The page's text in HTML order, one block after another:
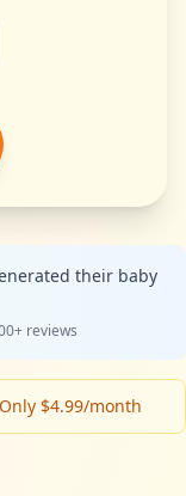
their baby
reviews
$4.99/month